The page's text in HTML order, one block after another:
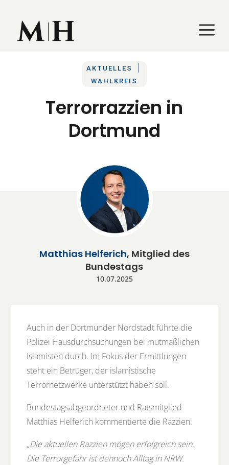
a
a
AKTUELLES |
WAHLKREIS
Terrorrazzien in
Dortmund
Matthias Helferich, Mitglied des
Bundestags
10.07.2025
Auch in der Dortmunder Nordstadt führte die
Polizei Hausdurchsuchungen bei mutmaßlichen
Islamisten durch. Im Fokus der Ermittlungen
steht ein Betrüger, der islamistische
Terrornetzwerke unterstützt haben soll.
Bundestagsabgeordneter und Ratsmitglied
Matthias Helferich kommentierte die Razzien:
„Die aktuellen Razzien mögen erfolgreich sein.
Die Terrorgefahr ist dennoch Alltag in NRW.